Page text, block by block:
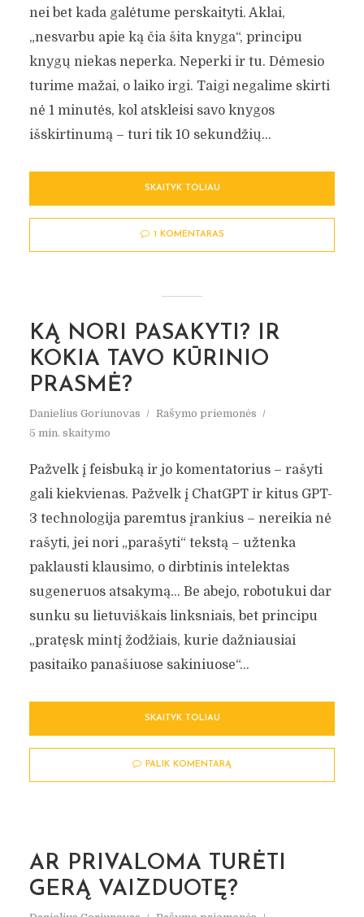
nei bet kada galėtume perskaityti. Aklai,
„nesvarbu apie ką čia šita knyga“, principu
knygų niekas neperka. Neperki ir tu. Dėmesio
turime mažai, o laiko irgi. Taigi negalime skirti
nė 1 minutės, kol atskleisi savo knygos
išskirtinumą – turi tik 10 sekundžių...
SKAITYK TOLIAU
1 KOMENTARAS
KĄ NORI PASAKYTI? IR
KOKIA TAVO KŪRINIO
PRASMĖ?
Danielius Goriunovas
Rašymo priemonės
5 min. skaitymo
Pažvelk į feisbuką ir jo komentatorius – rašyti
gali kiekvienas. Pažvelk į ChatGPT ir kitus GPT-
3 technologija paremtus įrankius – nereikia nė
rašyti, jei nori „parašyti“ tekstą – užtenka
paklausti klausimo, o dirbtinis intelektas
sugeneruos atsakymą… Be abejo, robotukui dar
sunku su lietuviškais linksniais, bet principu
„pratęsk mintį žodžiais, kurie dažniausiai
pasitaiko panašiuose sakiniuose“...
SKAITYK TOLIAU
PALIK KOMENTARĄ
AR PRIVALOMA TURĖTI
GERĄ VAIZDUOTĘ?